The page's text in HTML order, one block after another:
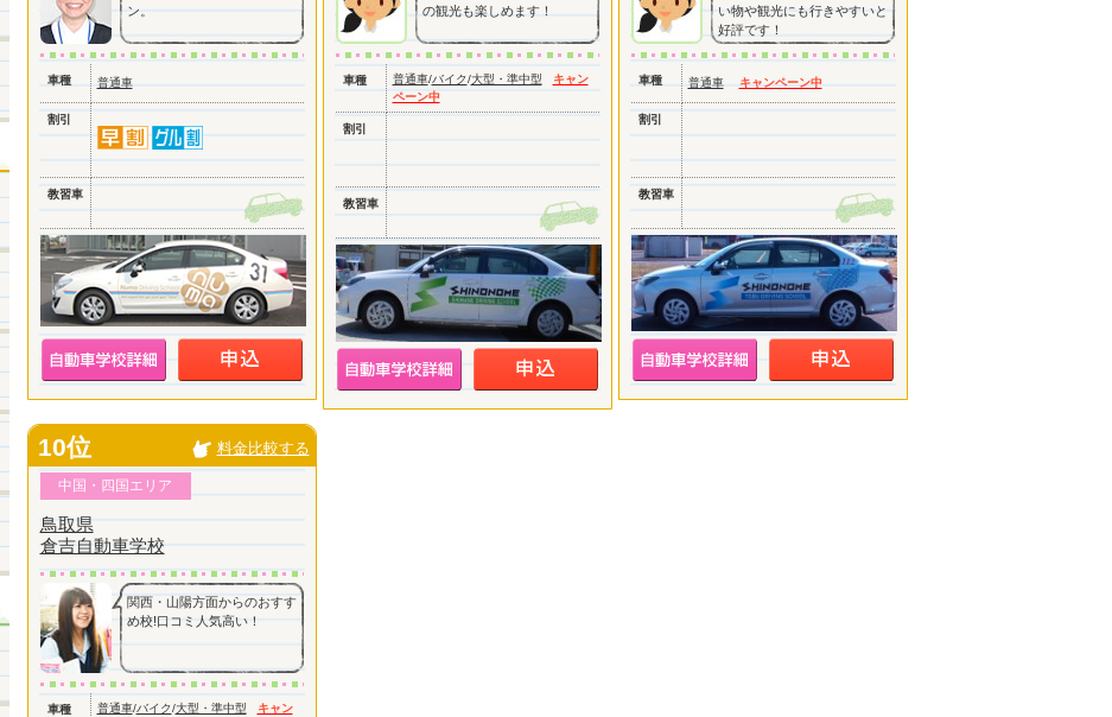
ン。
車種 普通車
割引
教習車
の観光も楽しめます！
車種 普通車/バイク/大型・準中型
キャン
ペーン中
割引
教習車
い物や観光にも行きやすいと
好評です！
車種 普通車 キャンペーン中
割引
教習車
10位 料金比較する
中国・四国エリア
鳥取県
倉吉自動車学校
関西・山陽方面からのおすす
め校!口コミ人気高い！
車種 普通車/バイク/大型・準中型
キャン